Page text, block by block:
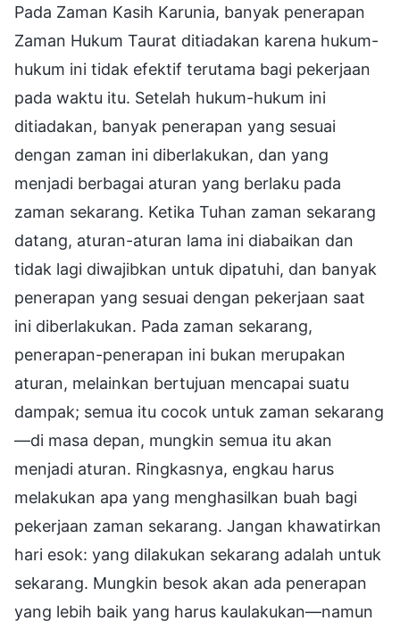
Pada Zaman Kasih Karunia, banyak penerapan
Zaman Hukum Taurat ditiadakan karena hukum-
hukum ini tidak efektif terutama bagi pekerjaan
pada waktu itu. Setelah hukum-hukum ini
ditiadakan, banyak penerapan yang sesuai
dengan zaman ini diberlakukan, dan yang
menjadi berbagai aturan yang berlaku pada
zaman sekarang. Ketika Tuhan zaman sekarang
datang, aturan-aturan lama ini diabaikan dan
tidak lagi diwajibkan untuk dipatuhi, dan banyak
penerapan yang sesuai dengan pekerjaan saat
ini diberlakukan. Pada zaman sekarang,
penerapan-penerapan ini bukan merupakan
aturan, melainkan bertujuan mencapai suatu
dampak; semua itu cocok untuk zaman sekarang
—di masa depan, mungkin semua itu akan
menjadi aturan. Ringkasnya, engkau harus
melakukan apa yang menghasilkan buah bagi
pekerjaan zaman sekarang. Jangan khawatirkan
hari esok: yang dilakukan sekarang adalah untuk
sekarang. Mungkin besok akan ada penerapan
yang lebih baik yang harus kaulakukan—namun